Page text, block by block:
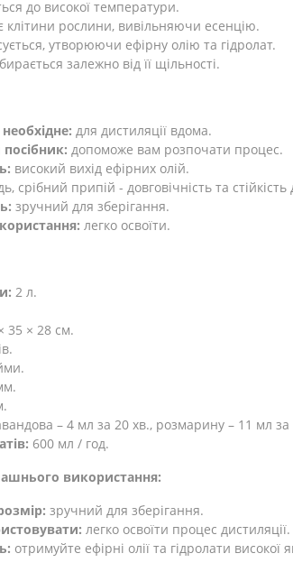
до високої температури.
клітини рослини, вивільняючи есенцію.
утворюючи ефірну олію та гідролат.
залежно від її щільності.
для дистиляції вдома.
допоможе вам розпочати процес.
високий вихід ефірних олій.
срібний припій - довговічність та стійкість
зручний для зберігання.
легко освоїти.
2 л.
35 × 28 см.
– 4 мл за 20 хв., розмарину – 11 мл за
600 мл / год.
використання:
зручний для зберігання.
легко освоїти процес дистиляції.
отримуйте ефірні олії та гідролати високої